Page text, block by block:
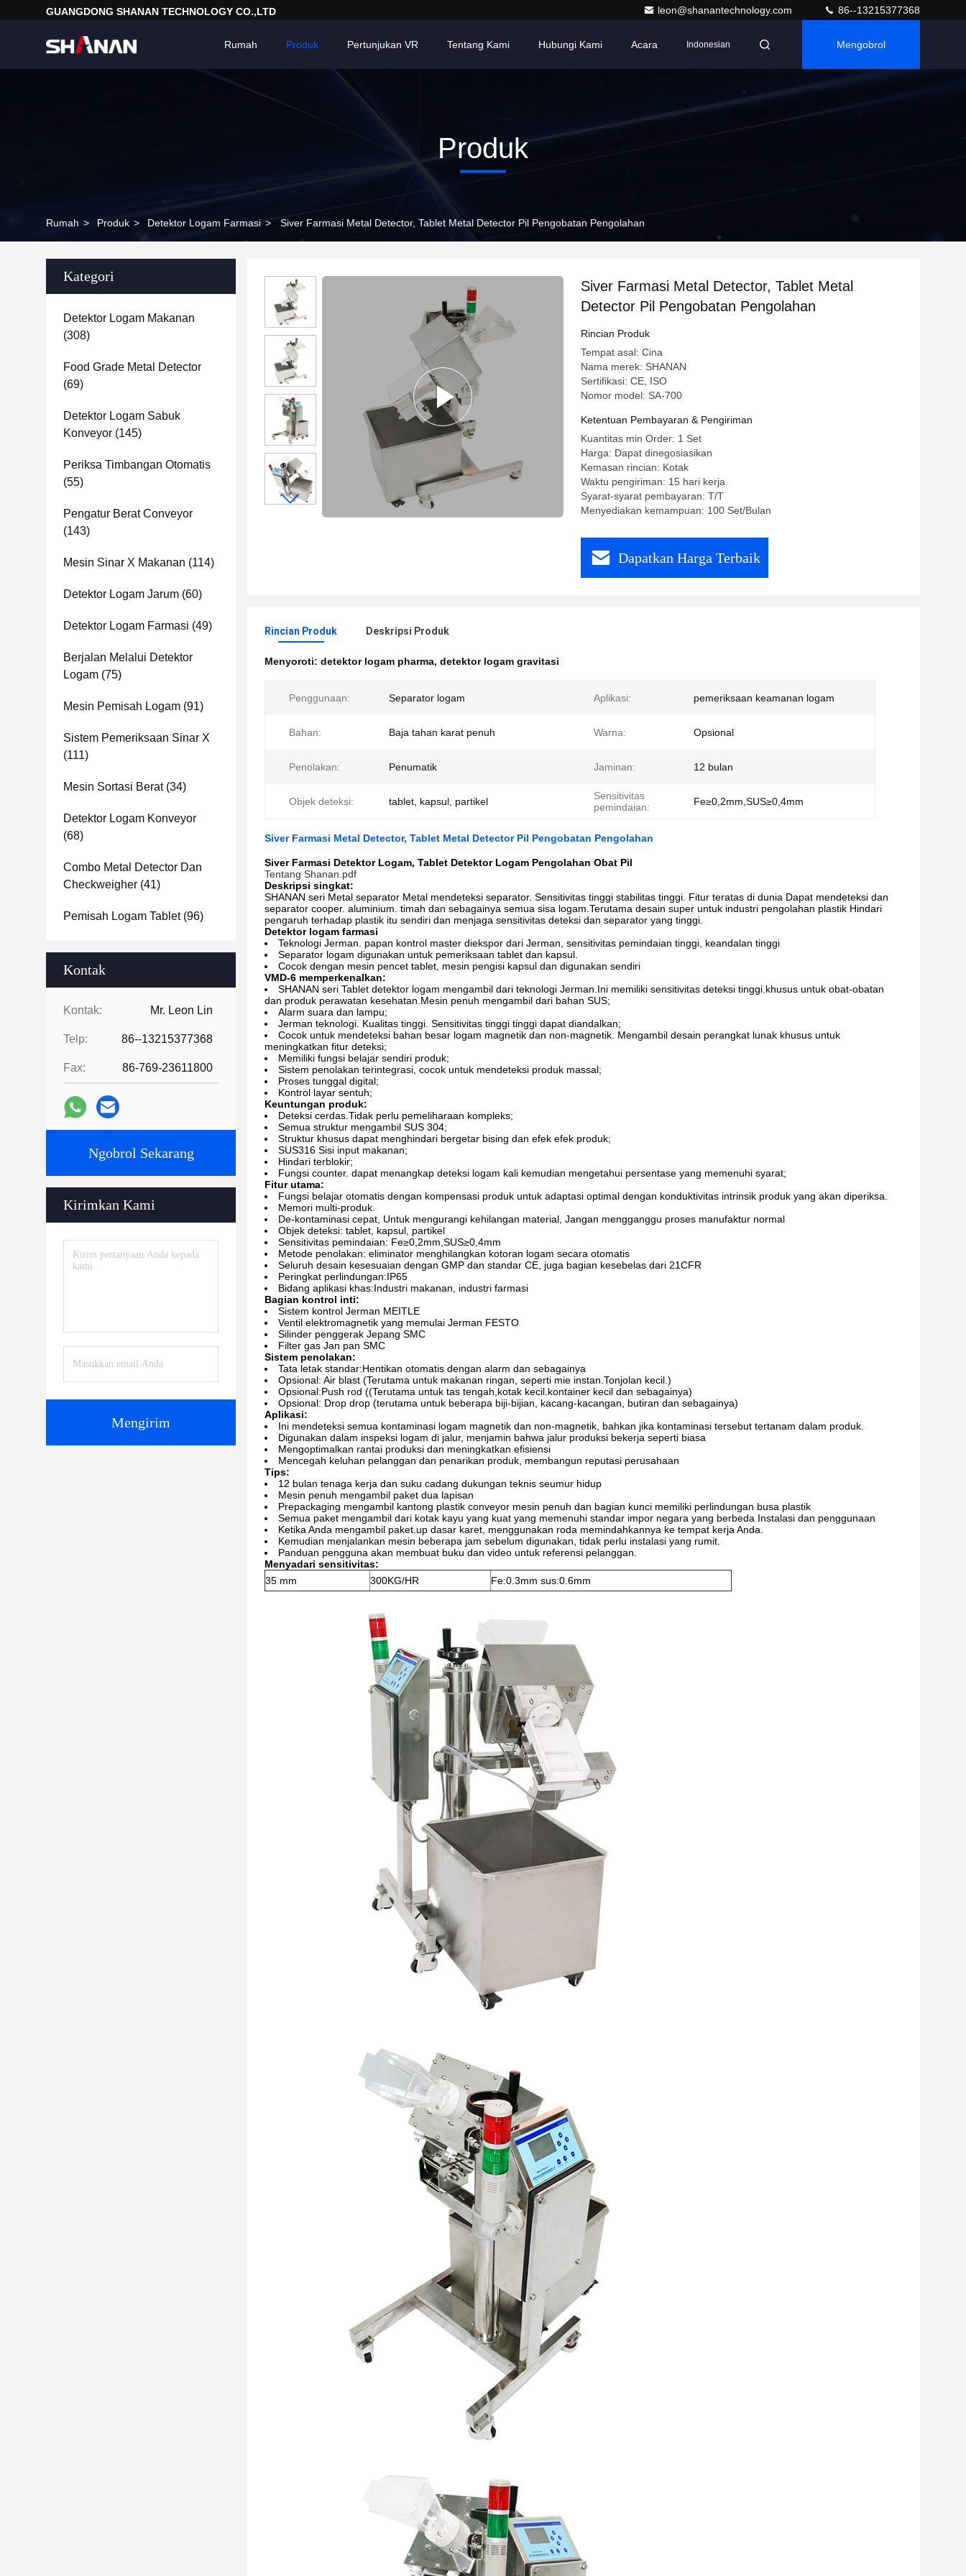
GUANGDONG SHANAN TECHNOLOGY CO.,LTD leon@shanantechnology.com 86--13215377368
Rumah Produk Pertunjukan VR Tentang Kami Hubungi Kami Acara Indonesian Mengobrol
Produk
Rumah > Produk > Detektor Logam Farmasi > Siver Farmasi Metal Detector, Tablet Metal Detector Pil Pengobatan Pengolahan
Kategori
Detektor Logam Makanan
(308)
Food Grade Metal Detector
(69)
Detektor Logam Sabuk
Konveyor (145)
Periksa Timbangan Otomatis
(55)
Pengatur Berat Conveyor
(143)
Mesin Sinar X Makanan (114)
Detektor Logam Jarum (60)
Detektor Logam Farmasi (49)
Berjalan Melalui Detektor
Logam (75)
Mesin Pemisah Logam (91)
Sistem Pemeriksaan Sinar X
(111)
Mesin Sortasi Berat(34)
Detektor Logam Konveyor
(68)
Combo Metal Detector Dan
Checkweigher (41)
Pemisah Logam Tablet(96)
Kontak
Kontak: Mr. Leon Lin
Telp: 86--13215377368
Fax: 86-769-23611800
Ngobrol Sekarang
Kirimkan Kami
Mengirim
Siver Farmasi Metal Detector, Tablet Metal
Detector Pil Pengobatan Pengolahan
Rincian Produk
Tempat asal: Cina
Nama merek: SHANAN
Sertifikasi: CE, ISO
Nomor model: SA-700
Ketentuan Pembayaran & Pengiriman
Kuantitas min Order: 1 Set
Harga: Dapat dinegosiasikan
Kemasan rincian: Kotak
Waktu pengiriman: 15 hari kerja
Syarat-syarat pembayaran: T/T
Menyediakan kemampuan: 100 Set/Bulan
Dapatkan Harga Terbaik
Rincian Produk Deskripsi Produk
Menyoroti: detektor logam pharma, detektor logam gravitasi
Penggunaan: Separator logam Aplikasi: pemeriksaan keamanan logam
Bahan: Baja tahan karat penuh Warna: Opsional
Penolakan: Penumatik Jaminan: 12 bulan
Objek deteksi: tablet, kapsul, partikel
Sensitivitas
pemindaian:
Fe≥0,2mm,SUS≥0,4mm
Siver Farmasi Metal Detector, Tablet Metal Detector Pil Pengobatan Pengolahan
Siver Farmasi Detektor Logam, Tablet Detektor Logam Pengolahan Obat Pil
Tentang Shanan.pdf
Deskripsi singkat:
SHANAN seri Metal separator Metal mendeteksi separator. Sensitivitas tinggi stabilitas tinggi. Fitur teratas di dunia Dapat mendeteksi dan
separator cooper. aluminium. timah dan sebagainya semua sisa logam.Terutama desain super untuk industri pengolahan plastik Hindari
pengaruh terhadap plastik itu sendiri dan menjaga sensitivitas deteksi dan separator yang tinggi.
Detektor logam farmasi
Teknologi Jerman. papan kontrol master diekspor dari Jerman, sensitivitas pemindaian tinggi, keandalan tinggi
Separator logam digunakan untuk pemeriksaan tablet dan kapsul.
Cocok dengan mesin pencet tablet, mesin pengisi kapsul dan digunakan sendiri
VMD-6 memperkenalkan:
SHANAN seri Tablet detektor logam mengambil dari teknologi Jerman.Ini memiliki sensitivitas deteksi tinggi.khusus untuk obat-obatan
dan produk perawatan kesehatan.Mesin penuh mengambil dari bahan SUS;
Alarm suara dan lampu;
Jerman teknologi. Kualitas tinggi. Sensitivitas tinggi tinggi dapat diandalkan;
Cocok untuk mendeteksi bahan besar logam magnetik dan non-magnetik. Mengambil desain perangkat lunak khusus untuk
meningkatkan fitur deteksi;
Memiliki fungsi belajar sendiri produk;
Sistem penolakan terintegrasi, cocok untuk mendeteksi produk massal;
Proses tunggal digital;
Kontrol layar sentuh;
Keuntungan produk:
Deteksi cerdas.Tidak perlu pemeliharaan kompleks;
Semua struktur mengambil SUS 304;
Struktur khusus dapat menghindari bergetar bising dan efek efek produk;
SUS316 Sisi input makanan;
Hindari terblokir;
Fungsi counter. dapat menangkap deteksi logam kali kemudian mengetahui persentase yang memenuhi syarat;
Fitur utama:
Fungsi belajar otomatis dengan kompensasi produk untuk adaptasi optimal dengan konduktivitas intrinsik produk yang akan diperiksa.
Memori multi-produk.
De-kontaminasi cepat, Untuk mengurangi kehilangan material, Jangan mengganggu proses manufaktur normal
Objek deteksi: tablet, kapsul, partikel
Sensitivitas pemindaian: Fe≥0,2mm,SUS≥0,4mm
Metode penolakan: eliminator menghilangkan kotoran logam secara otomatis
Seluruh desain kesesuaian dengan GMP dan standar CE, juga bagian kesebelas dari 21CFR
Peringkat perlindungan:IP65
Bidang aplikasi khas:Industri makanan, industri farmasi
Bagian kontrol inti:
Sistem kontrol Jerman MEITLE
Ventil elektromagnetik yang memulai Jerman FESTO
Silinder penggerak Jepang SMC
Filter gas Jan pan SMC
Sistem penolakan:
Tata letak standar:Hentikan otomatis dengan alarm dan sebagainya
Opsional: Air blast (Terutama untuk makanan ringan, seperti mie instan.Tonjolan kecil.)
Opsional:Push rod ((Terutama untuk tas tengah,kotak kecil.kontainer kecil dan sebagainya)
Opsional: Drop drop (terutama untuk beberapa biji-bijian, kacang-kacangan, butiran dan sebagainya)
Aplikasi:
Ini mendeteksi semua kontaminasi logam magnetik dan non-magnetik, bahkan jika kontaminasi tersebut tertanam dalam produk.
Digunakan dalam inspeksi logam di jalur, menjamin bahwa jalur produksi bekerja seperti biasa
Mengoptimalkan rantai produksi dan meningkatkan efisiensi
Mencegah keluhan pelanggan dan penarikan produk, membangun reputasi perusahaan
Tips:
12 bulan tenaga kerja dan suku cadang dukungan teknis seumur hidup
Mesin penuh mengambil paket dua lapisan
Prepackaging mengambil kantong plastik conveyor mesin penuh dan bagian kunci memiliki perlindungan busa plastik
Semua paket mengambil dari kotak kayu yang kuat yang memenuhi standar impor negara yang berbeda Instalasi dan penggunaan
Ketika Anda mengambil paket.up dasar karet, menggunakan roda memindahkannya ke tempat kerja Anda.
Kemudian menjalankan mesin beberapa jam sebelum digunakan, tidak perlu instalasi yang rumit.
Panduan pengguna akan membuat buku dan video untuk referensi pelanggan.
Menyadari sensitivitas:
35 mm
300KG/HR Fe:0.3mm sus:0.6mm